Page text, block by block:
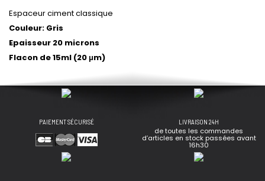
Espaceur ciment classique
Couleur: Gris
Epaisseur 20 microns
Flacon de 15ml (20 μm)
PAIEMENT SÉCURISÉ LIVRAISON 24H
de toutes les commandes
d’articles en stock passées avant
16h30